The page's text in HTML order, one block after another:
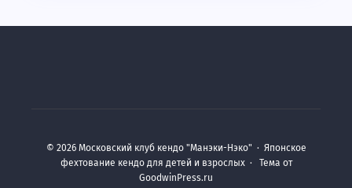
© 2026 Московский клуб кендо "Манэки-Нэко" · Японское
фехтование кендо для детей и взрослых · Тема от
GoodwinPress.ru